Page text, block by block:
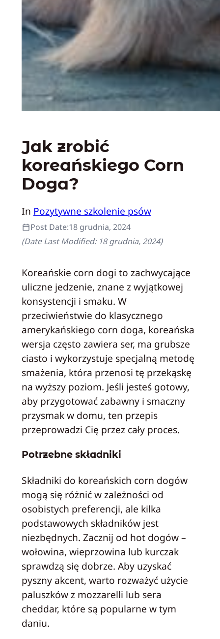
Jak zrobić
koreańskiego Corn
Doga?
In Pozytywne szkolenie psów
Post Date:18 grudnia, 2024
(Date Last Modified: 18 grudnia, 2024)
Koreańskie corn dogi to zachwycające
uliczne jedzenie, znane z wyjątkowej
konsystencji i smaku. W
przeciwieństwie do klasycznego
amerykańskiego corn doga, koreańska
wersja często zawiera ser, ma grubsze
ciasto i wykorzystuje specjalną metodę
smażenia, która przenosi tę przekąskę
na wyższy poziom. Jeśli jesteś gotowy,
aby przygotować zabawny i smaczny
przysmak w domu, ten przepis
przeprowadzi Cię przez cały proces.
Potrzebne składniki
Składniki do koreańskich corn dogów
mogą się różnić w zależności od
osobistych preferencji, ale kilka
podstawowych składników jest
niezbędnych. Zacznij od hot dogów –
wołowina, wieprzowina lub kurczak
sprawdzą się dobrze. Aby uzyskać
pyszny akcent, warto rozważyć użycie
paluszków z mozzarelli lub sera
cheddar, które są popularne w tym
daniu.